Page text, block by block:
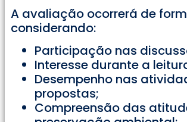
A avaliação ocorrerá de
considerando:
Participação nas
Interesse durante a
Desempenho nas
propostas;
Compreensão das